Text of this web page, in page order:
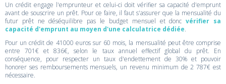
Un crédit engage l'emprunteur et celui-ci doit vérifier sa capacité d'emprunt
avant de souscrire un prêt. Pour ce faire, il faut s'assurer que la mensualité du
futur prêt ne déséquilibre pas le budget mensuel et doncvérifier sa
capacité d'emprunt au moyen d'une calculatrice dédiée.
Pour un crédit de 41000 euros sur 60 mois, la mensualité peut être comprise
entre 701€ et 836€, selon le taux annuel effectif global du prêt. En
conséquence, pour respecter un taux d'endettement de 30% et pouvoir
honorer ses remboursements mensuels, un revenu minimum de 2 787€ est
nécessaire.